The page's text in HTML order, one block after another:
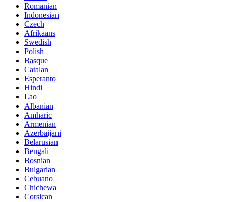
Romanian
Indonesian
Czech
Afrikaans
Swedish
Polish
Basque
Catalan
Esperanto
Hindi
Lao
Albanian
Amharic
Armenian
Azerbaijani
Belarusian
Bengali
Bosnian
Bulgarian
Cebuano
Chichewa
Corsican